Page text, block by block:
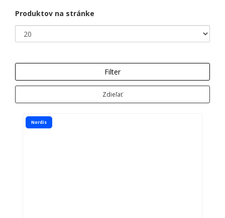
Produktov na stránke
Filter
Zdieľať
Nordis